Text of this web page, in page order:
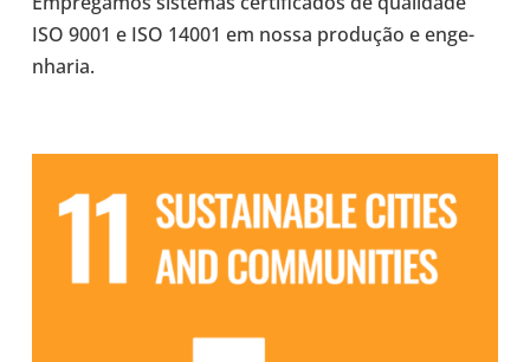
ISO 9001 e ISO 14001 em nossa pro­du­ção e enge­
nha­ria.